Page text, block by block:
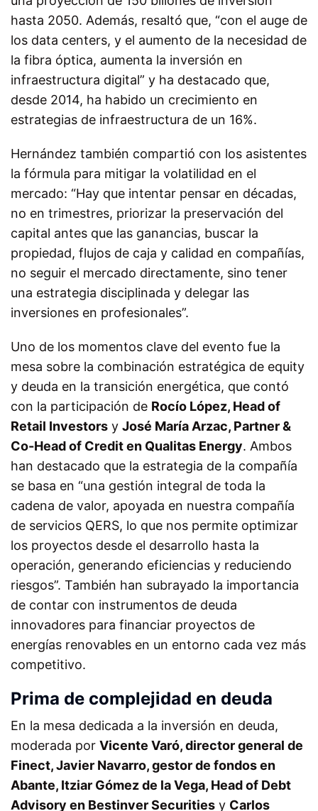
hasta 2050. Además, resaltó que, “con el auge de
los data centers, y el aumento de la necesidad de
la fibra óptica, aumenta la inversión en
infraestructura digital” y ha destacado que,
desde 2014, ha habido un crecimiento en
estrategias de infraestructura de un 16%.
Hernández también compartió con los asistentes
la fórmula para mitigar la volatilidad en el
mercado: “Hay que intentar pensar en décadas,
no en trimestres, priorizar la preservación del
capital antes que las ganancias, buscar la
propiedad, flujos de caja y calidad en compañías,
no seguir el mercado directamente, sino tener
una estrategia disciplinada y delegar las
inversiones en profesionales”.
Uno de los momentos clave del evento fue la
mesa sobre la combinación estratégica de equity
y deuda en la transición energética, que contó
con la participación de Rocío López, Head of
Retail Investors y José María Arzac, Partner &
Co-Head of Credit en Qualitas Energy. Ambos
han destacado que la estrategia de la compañía
se basa en “una gestión integral de toda la
cadena de valor, apoyada en nuestra compañía
de servicios QERS, lo que nos permite optimizar
los proyectos desde el desarrollo hasta la
operación, generando eficiencias y reduciendo
riesgos”. También han subrayado la importancia
de contar con instrumentos de deuda
innovadores para financiar proyectos de
energías renovables en un entorno cada vez más
competitivo.
Prima de complejidad en deuda
En la mesa dedicada a la inversión en deuda,
moderada por Vicente Varó, director general de
Finect, Javier Navarro, gestor de fondos en
Abante, Itziar Gómez de la Vega, Head of Debt
Advisory en Bestinver Securities y Carlos